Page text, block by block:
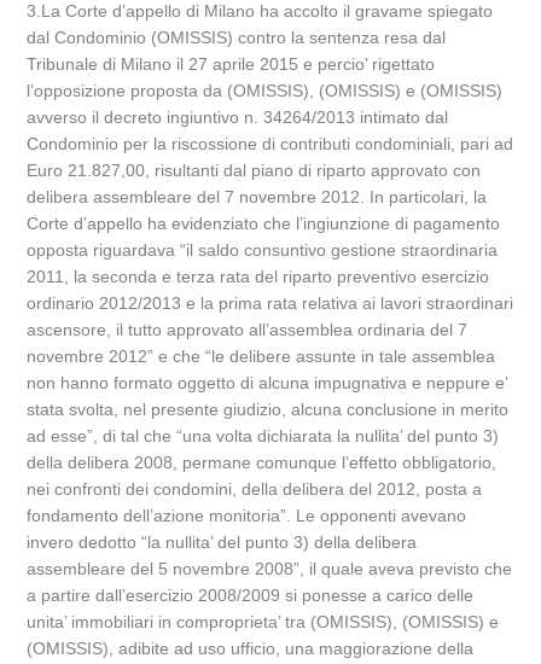
3.La Corte d’appello di Milano ha accolto il gravame spiegato
dal Condominio (OMISSIS) contro la sentenza resa dal
Tribunale di Milano il 27 aprile 2015 e percio’ rigettato
l’opposizione proposta da (OMISSIS), (OMISSIS) e (OMISSIS)
avverso il decreto ingiuntivo n. 34264/2013 intimato dal
Condominio per la riscossione di contributi condominiali, pari ad
Euro 21.827,00, risultanti dal piano di riparto approvato con
delibera assembleare del 7 novembre 2012. In particolari, la
Corte d’appello ha evidenziato che l’ingiunzione di pagamento
opposta riguardava “il saldo consuntivo gestione straordinaria
2011, la seconda e terza rata del riparto preventivo esercizio
ordinario 2012/2013 e la prima rata relativa ai lavori straordinari
ascensore, il tutto approvato all’assemblea ordinaria del 7
novembre 2012” e che “le delibere assunte in tale assemblea
non hanno formato oggetto di alcuna impugnativa e neppure e’
stata svolta, nel presente giudizio, alcuna conclusione in merito
ad esse”, di tal che “una volta dichiarata la nullita’ del punto 3)
della delibera 2008, permane comunque l’effetto obbligatorio,
nei confronti dei condomini, della delibera del 2012, posta a
fondamento dell’azione monitoria”. Le opponenti avevano
invero dedotto “la nullita’ del punto 3) della delibera
assembleare del 5 novembre 2008”, il quale aveva previsto che
a partire dall’esercizio 2008/2009 si ponesse a carico delle
unita’ immobiliari in comproprieta’ tra (OMISSIS), (OMISSIS) e
(OMISSIS), adibite ad uso ufficio, una maggiorazione della